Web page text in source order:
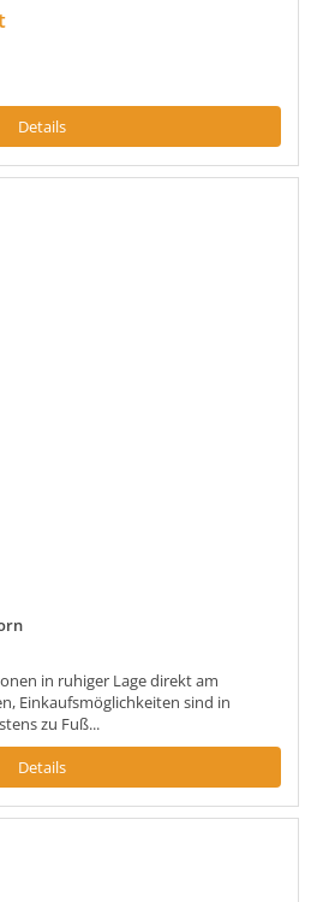
Details
in ruhiger Lage direkt am
Einkaufsmöglichkeiten sind in
zu Fuß...
Details